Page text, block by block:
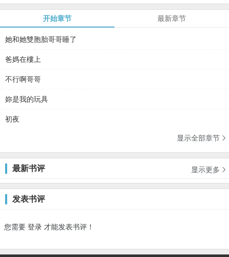
开始章节 最新章节
她和她雙胞胎哥哥睡了
爸媽在樓上
不行啊哥哥
妳是我的玩具
初夜
显示全部章节
最新书评 显示更多 
发表书评
您需要 登录 才能发表书评！